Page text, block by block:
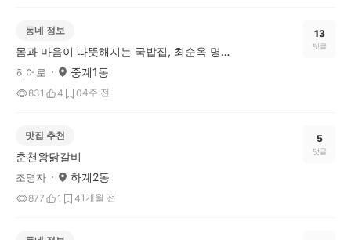
동네 정보
몸과 마음이 따뜻해지는 국밥집, 최순옥 명품국밥 노원점
히어로 중계1동
831 4 04주 전
13
댓글
맛집 추천
춘천왕닭갈비
조명자 하계2동
877 1 41개월 전
5
댓글